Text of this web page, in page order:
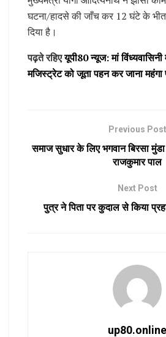
घटना/हादसे की जाँच कर 12 घंटे के भीतर
दिया है।
पढ़ते रहिएयूपी80 न्यूज: मां
मजिस्ट्रेट को जूता पहन कर जाना महंगा
Previous Post
समाज सुधार के लिए भगवान बिरसा
राजकुमार पाल
Next Post
पुत्र ने पिता पर कुदाल से किया
up80.online